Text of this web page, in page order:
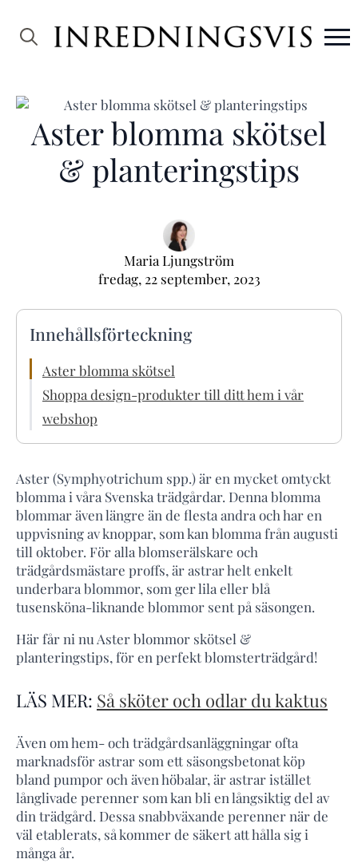
Aster blomma skötsel
& planteringstips
Maria Ljungström
fredag, 22 september, 2023
Innehållsförteckning
Aster blomma skötsel
Shoppa design-produkter till ditt hem i vår
webshop
Aster (Symphyotrichum spp.) är en mycket omtyckt
blomma i våra Svenska trädgårdar. Denna blomma
blommar även längre än de flesta andra och har en
uppvisning av knoppar, som kan blomma från augusti
till oktober. För alla blomserälskare och
trädgårdsmästare proffs, är astrar helt enkelt
underbara blommor, som ger lila eller blå
tusensköna-liknande blommor sent på säsongen.
Här får ni nu Aster blommor skötsel &
planteringstips, för en perfekt blomsterträdgård!
LÄS MER: Så sköter och odlar du kaktus
Även om hem- och trädgårdsanläggningar ofta
marknadsför astrar som ett säsongsbetonat köp
bland pumpor och även höbalar, är astrar istället
långlivade perenner som kan bli en långsiktig del av
din trädgård. Dessa snabbväxande perenner när de
väl etablerats, så kommer de säkert att hålla sig i
många år.